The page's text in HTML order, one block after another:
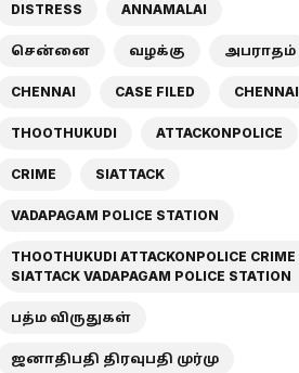
DISTRESS ANNAMALAI
சென்னை வழக்கு அபராதம்
CHENNAI CASE FILED CHENNAI
THOOTHUKUDI ATTACKONPOLICE
CRIME SIATTACK
VADAPAGAM POLICE STATION
THOOTHUKUDI ATTACKONPOLICE CRIME
SIATTACK VADAPAGAM POLICE STATION
பத்ம விருதுகள்
ஜனாதிபதி திரவுபதி முர்மு